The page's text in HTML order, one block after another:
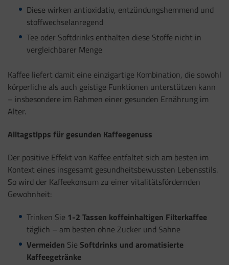
Diese wirken antioxidativ, entzündungshemmend und
stoffwechselanregend
Tee oder Softdrinks enthalten diese Stoffe nicht in
vergleichbarer Menge
Kaffee liefert damit eine einzigartige Kombination, die sowohl
körperliche als auch geistige Funktionen unterstützen kann
– insbesondere im Rahmen einer gesunden Ernährung im
Alter.
Alltagstipps für gesunden Kaffeegenuss
Der positive Effekt von Kaffee entfaltet sich am besten im
Kontext eines insgesamt gesundheitsbewussten Lebensstils.
So wird der Kaffeekonsum zu einer vitalitätsfördernden
Gewohnheit:
Trinken Sie 1-2 Tassen koffeinhaltigen Filterkaffee
täglich – am besten ohne Zucker und Sahne
Vermeiden Sie Softdrinks und aromatisierte
Kaffeegetränke